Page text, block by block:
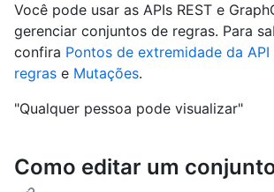
Você pode usar as APIs REST e
gerenciar conjuntos de regras. Para
confira Pontos de extremidade da API
regras e Mutações.
"Qualquer pessoa pode visualizar"
Como editar um